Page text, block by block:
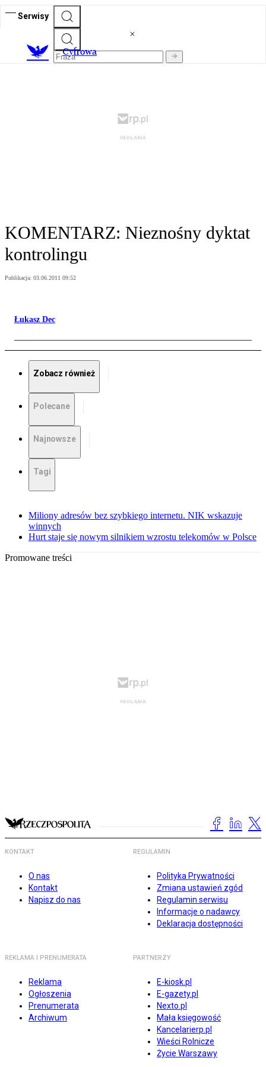
Serwisy
Cyfrowa
KOMENTARZ: Nieznośny dyktat
kontrolingu
Publikacja: 03.06.2011 09:52
Łukasz Dec
Zobacz również
Polecane
Najnowsze
Tagi
Miliony adresów bez szybkiego internetu. NIK wskazuje
winnych
Hurt staje się nowym silnikiem wzrostu telekomów w Polsce
Promowane treści
KONTAKT
O nas
Kontakt
Napisz do nas
REGULAMIN
Polityka Prywatności
Zmiana ustawień zgód
Regulamin serwisu
Informacje o nadawcy
Deklaracja dostępności
REKLAMA I PRENUMERATA
Reklama
Ogłoszenia
Prenumerata
Archiwum
PARTNERZY
E-kiosk.pl
E-gazety.pl
Nexto.pl
Mała księgowość
Kancelarierp.pl
Wieści Rolnicze
Życie Warszawy